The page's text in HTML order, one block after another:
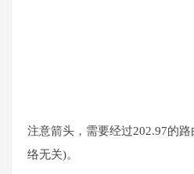
注意箭头，需要经过202.97的
络无关)。